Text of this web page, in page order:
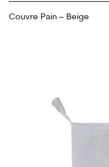
Couvre Pain – Beige